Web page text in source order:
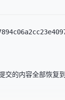
交的内容全部恢